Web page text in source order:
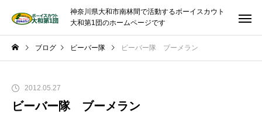
神奈川県大和市南林間で活動するボーイスカウト
大和第1団のホームページです
ブログ ビーバー隊 ビーバー隊 ブーメラン
2012.05.27
ビーバー隊 ブーメラン